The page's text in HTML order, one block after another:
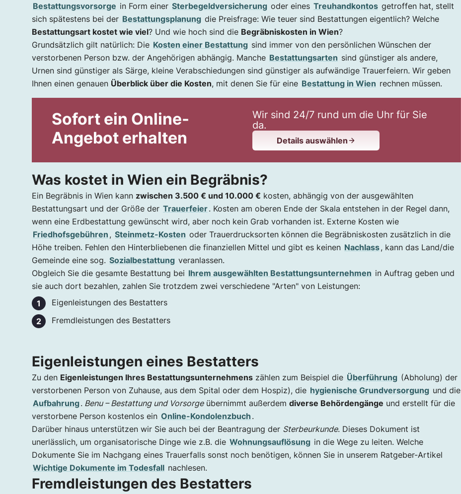
Fremdleistungen des Bestatters
Begräbniskosten in Wien nach Bestattungsart
Kosten einer Erdbestattung in Wien
Kosten einer Feuerbestattung in Wien
Kosten für Naturbestattungen in Wien
Wie viel kostet die günstigste Bestattung in Wien?
Unsere Standorte in Wien
Bestattungsvorsorge in Form einer Sterbegeldversicherung oder eines Treuhandkontos getroffen hat, stellt
sich spätestens bei der Bestattungsplanung die Preisfrage: Wie teuer sind Bestattungen eigentlich? Welche
Bestattungsart kostet wie viel? Und wie hoch sind die Begräbniskosten in Wien?
Grundsätzlich gilt natürlich: Die Kosten einer Bestattung sind immer von den persönlichen Wünschen der
verstorbenen Person bzw. der Angehörigen abhängig. Manche Bestattungsarten sind günstiger als andere,
Urnen sind günstiger als Särge, kleine Verabschiedungen sind günstiger als aufwändige Trauerfeiern. Wir geben
Ihnen einen genauen Überblick über die Kosten, mit denen Sie für eine Bestattung in Wien rechnen müssen.
Sofort ein Online-
Angebot erhalten
Wir sind 24/7 rund um die Uhr für Sie
da.
Details auswählen
Was kostet in Wien ein Begräbnis?
Ein Begräbnis in Wien kann zwischen 3.500 € und 10.000 € kosten, abhängig von der ausgewählten
Bestattungsart und der Größe der Trauerfeier. Kosten am oberen Ende der Skala entstehen in der Regel dann,
wenn eine Erdbestattung gewünscht wird, aber noch kein Grab vorhanden ist. Externe Kosten wie
Friedhofsgebühren , Steinmetz-Kosten oder Trauerdrucksorten können die Begräbniskosten zusätzlich in die
Höhe treiben. Fehlen den Hinterbliebenen die finanziellen Mittel und gibt es keinen Nachlass, kann das Land/die
Gemeinde eine sog. Sozialbestattung veranlassen.
Obgleich Sie die gesamte Bestattung bei Ihrem ausgewählten Bestattungsunternehmen in Auftrag geben und
sie auch dort bezahlen, zahlen Sie trotzdem zwei verschiedene "Arten" von Leistungen:
Eigenleistungen des Bestatters
Fremdleistungen des Bestatters
Eigenleistungen eines Bestatters
Zu den Eigenleistungen Ihres Bestattungsunternehmens zählen zum Beispiel die Überführung (Abholung) der
verstorbenen Person von Zuhause, aus dem Spital oder dem Hospiz), die hygienische Grundversorgung und die
Aufbahrung. Benu – Bestattung und Vorsorgeübernimmt außerdem diverse Behördengänge und erstellt für die
verstorbene Person kostenlos ein Online-Kondolenzbuch .
Darüber hinaus unterstützen wir Sie auch bei der Beantragung der Sterbeurkunde. Dieses Dokument ist
unerlässlich, um organisatorische Dinge wie z.B. die Wohnungsauflösung in die Wege zu leiten. Welche
Dokumente Sie im Nachgang eines Trauerfalls sonst noch benötigen, können Sie in unserem Ratgeber-Artikel
Wichtige Dokumente im Todesfall nachlesen.
Fremdleistungen des Bestatters